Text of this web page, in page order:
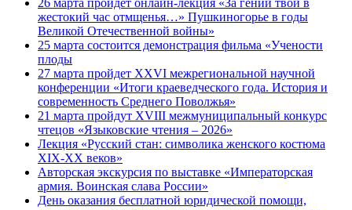
26 марта пройдет онлайн-лекция «За гений твой в
жестокий час отмщенья…» Пушкиногорье в годы
Великой Отечественной войны»
25 марта состоится демонстрация фильма «Учености
плоды
27 марта пройдет XXVI межрегиональной научной
конференции «Итоги краеведческого года. История и
современность Среднего Поволжья»
21 марта пройдут XVIII межмуниципальный конкурс
чтецов «Языковские чтения – 2026»
Лекция «Русский стан: символика женского костюма
XIX-XX веков»
Авторская экскурсия по выставке «Императорская
армия. Воинская слава России»
День оказания бесплатной юридической помощи,